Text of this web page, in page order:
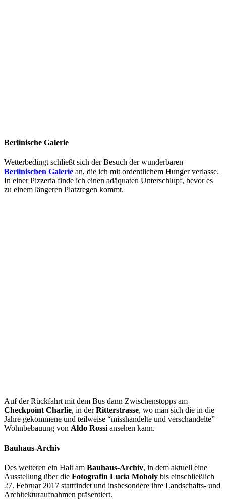
Berlinische Galerie
Wetterbedingt schließt sich der Besuch der wunderbaren
Berlinischen Galerie an, die ich mit ordentlichem Hunger verlasse.
In einer Pizzeria finde ich einen adäquaten Unterschlupf, bevor es
zu einem längeren Platzregen kommt.
Auf der Rückfahrt mit dem Bus dann Zwischenstopps am
Checkpoint Charlie, in derRitterstrasse, wo man sich die in die
Jahre gekommene und teilweise “misshandelte und verschandelte”
Wohnbebauung von Aldo Rossi ansehen kann.
Bauhaus-Archiv
Des weiteren ein Halt am Bauhaus-Archiv, in dem aktuell eine
Ausstellung über die Fotografin Lucia Moholy bis einschließlich
27. Februar 2017 stattfindet und insbesondere ihre Landschafts- und
Architekturaufnahmen präsentiert.